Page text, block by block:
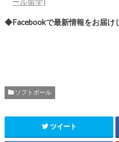
◆Facebookで最新情報をお届け
ソフトボール
ツイート